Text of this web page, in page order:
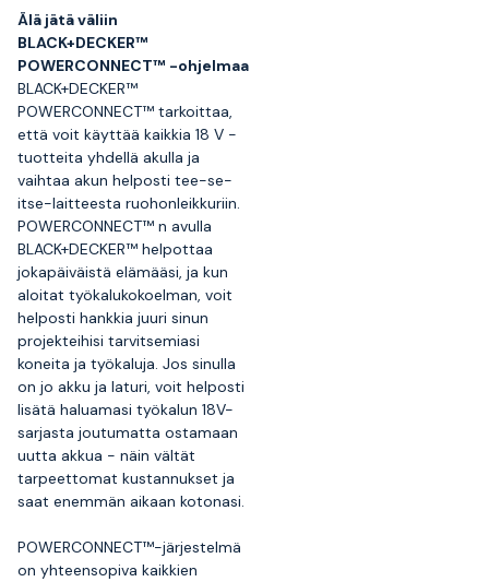
Älä jätä väliin
BLACK+DECKER™
POWERCONNECT™ -ohjelmaa
BLACK+DECKER™
POWERCONNECT™ tarkoittaa,
että voit käyttää kaikkia 18 V -
tuotteita yhdellä akulla ja
vaihtaa akun helposti tee-se-
itse-laitteesta ruohonleikkuriin.
POWERCONNECT™ n avulla
BLACK+DECKER™ helpottaa
jokapäiväistä elämääsi, ja kun
aloitat työkalukokoelman, voit
helposti hankkia juuri sinun
projekteihisi tarvitsemiasi
koneita ja työkaluja. Jos sinulla
on jo akku ja laturi, voit helposti
lisätä haluamasi työkalun 18V-
sarjasta joutumatta ostamaan
uutta akkua - näin vältät
tarpeettomat kustannukset ja
saat enemmän aikaan kotonasi.
POWERCONNECT™-järjestelmä
on yhteensopiva kaikkien